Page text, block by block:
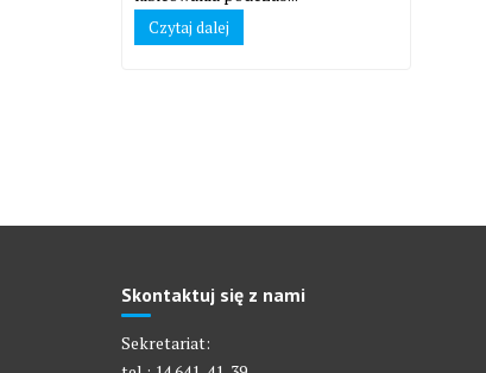
Czytaj dalej
Skontaktuj się z nami
Sekretariat: